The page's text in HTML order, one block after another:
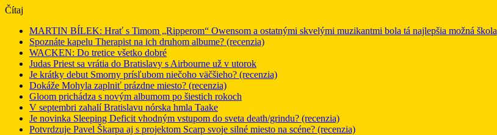
Čítaj
MARTIN BÍLEK: Hrať s Timom „Ripperom“ Owensom a ostatnými skvelými muzikantmi bola tá najlepšia možná škola
Spoznáte kapelu Therapist na ich druhom albume? (recenzia)
WACKEN: Do tretice všetko dobré
Judas Priest sa vrátia do Bratislavy s Airbourne už v utorok
Je krátky debut Smorny prísľubom niečoho väčšieho? (recenzia)
Dokáže Mohyla zaplniť prázdne miesto? (recenzia)
Gloom prichádza s novým albumom po šiestich rokoch
V septembri zahalí Bratislavu nórska hmla Taake
Je novinka Sleeping Deficit vhodným vstupom do sveta death/grindu? (recenzia)
Potvrdzuje Pavel Škarpa aj s projektom Scarp svoje silné miesto na scéne? (recenzia)